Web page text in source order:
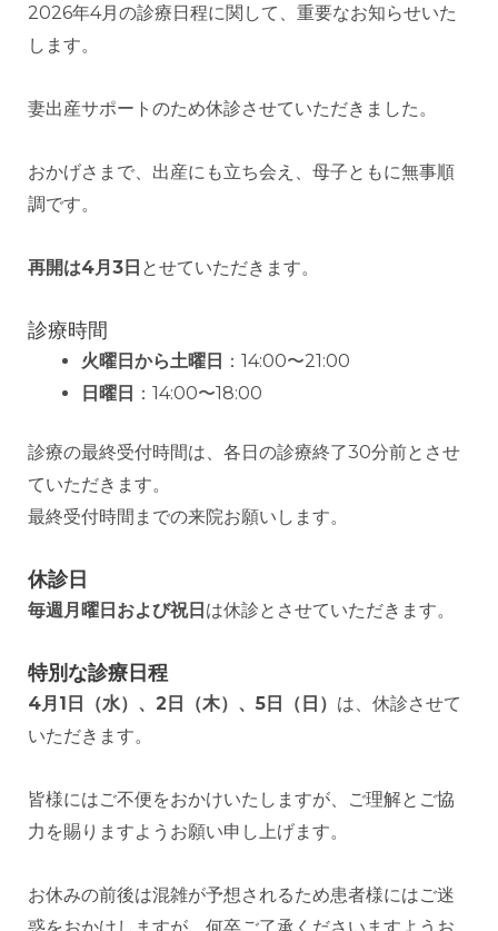
2026年4月の診療日程に関して、重要なお知らせいた
します。
妻出産サポートのため休診させていただきました。
おかげさまで、出産にも立ち会え、母子ともに無事順
調です。
再開は4月3日 とせていただきます。
診療時間
火曜日から土曜日 ：14:00〜21:00
日曜日 ：14:00〜18:00
診療の最終受付時間は、各日の診療終了30分前とさせ
ていただきます。
最終受付時間までの来院お願いします。
休診日
毎週月曜日および祝日は休診とさせていただきます。
特別な診療日程
4月1日（水）、2日（木）、5日（日） は、休診させて
いただきます。
皆様にはご不便をおかけいたしますが、ご理解とご協
力を賜りますようお願い申し上げます。
お休みの前後は混雑が予想されるため患者様にはご迷
惑をおかけしますが、何卒ご了承くださいますようお